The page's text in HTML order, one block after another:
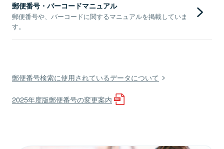
郵便番号・バーコードマニュアル
郵便番号や、バーコードに関するマニュアルを掲載していま
す。
郵便番号検索に使用されているデータについて
2025年度版郵便番号の変更案内